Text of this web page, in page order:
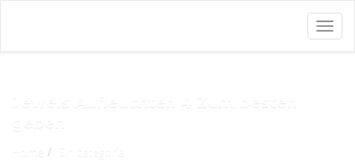
Jewels Aufleuchten 4 Zum besten
geben